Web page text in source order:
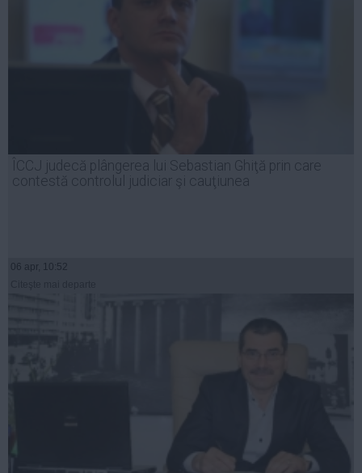
ÎCCJ judecă plângerea lui Sebastian Ghiţă prin care
contestă controlul judiciar şi cauţiunea
06 apr, 10:52